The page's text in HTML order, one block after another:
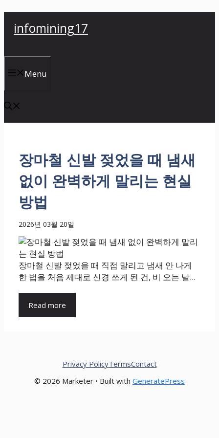
너
뛰
기
infomining17
Menu
장마철 신발 젖었을 때 냄새
없이 완벽하게 말리는 현실
방법
2026년 03월 20일
장마철 신발 젖었을 때 직접 말리고 냄새 안 나게
한 법을 처음 제대로 신경 쓰게 된 건, 비 오는 날...
Read more
© 2026 Marketer • Built with GeneratePress
Privacy PolicyTermsContact